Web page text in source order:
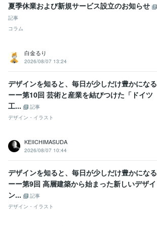
夏季休業および新規サービス設立のお知らせ
記事
コラム
白金るり
2026/08/07 13:24
デザインを知ると、毎日が少しだけ豊かになる
ーー第10回 芸術と産業を結びつけた「ドイツ
工...
記事
デザイン・イラスト
KEIICHIMASUDA
2026/08/07 10:44
デザインを知ると、毎日が少しだけ豊かになる
ーー第9回 高層建築から始まった新しいデザイ
ン...
記事
デザイン・イラスト